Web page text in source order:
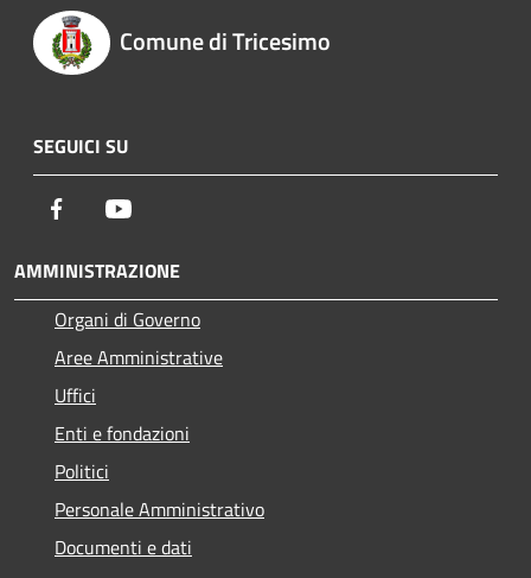
Comune di Tricesimo
SEGUICI SU
Facebook
AMMINISTRAZIONE
Organi di Governo
Aree Amministrative
Uffici
Enti e fondazioni
Politici
Personale Amministrativo
Documenti e dati